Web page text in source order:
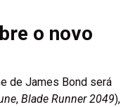
o novo
de James Bond será
, Blade Runner 2049),